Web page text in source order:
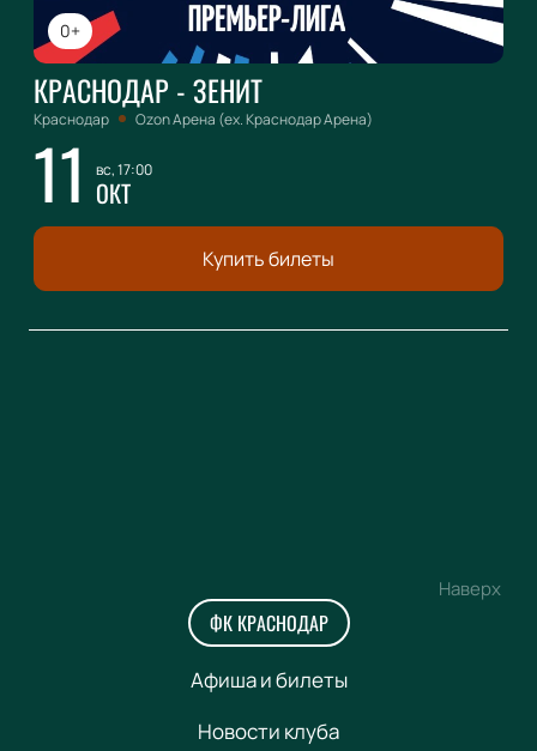
0+
КРАСНОДАР - ЗЕНИТ
Краснодар Ozon Арена (ex. Краснодар Арена)
11 вс, 17:00
ОКТ
Купить билеты
Наверх
ФК КРАСНОДАР
Афиша и билеты
Новости клуба